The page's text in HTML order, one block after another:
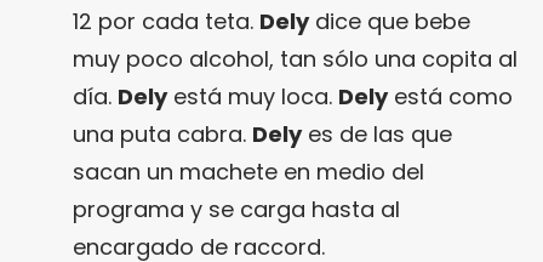
12 por cada teta. Delydice que bebe
muy poco alcohol, tan sólo una copita al
día. Delyestá muy loca. Delyestá como
una puta cabra. Delyes de las que
sacan un machete en medio del
programa y se carga hasta al
encargado de raccord.